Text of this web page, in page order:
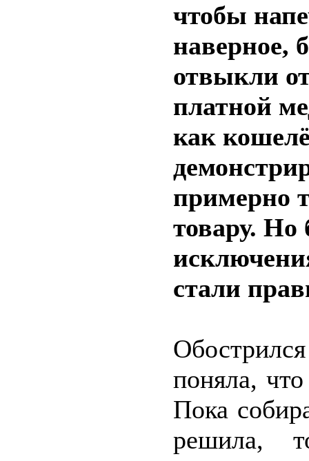
чтобы
наверное,
отвыкли
платной
как
примерно
товару.
стали
поняла,
Пока
решила,